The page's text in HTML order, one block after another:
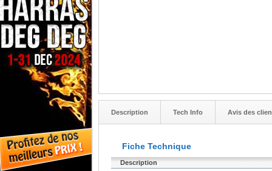
Description Tech Info Avis des
Fiche Technique
Description